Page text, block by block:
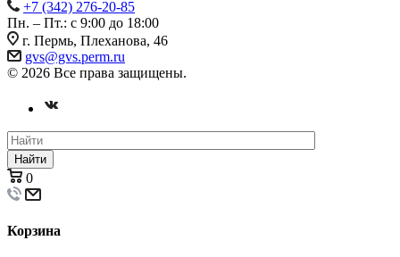
+7 (342) 276-20-85
Пн. – Пт.: с 9:00 до 18:00
г. Пермь, Плеханова, 46
gvs@gvs.perm.ru
© 2026 Все права защищены.
Найти
0
Корзина